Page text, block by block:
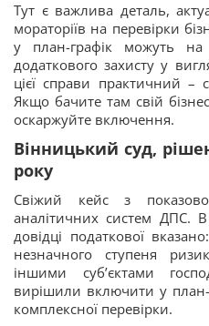
Тут є важлива деталь,
мораторіїв на перевірки
у план-графік можуть на
додаткового захисту у
цієї справи практичний –
Якщо бачите там свій
оскаржуйте включення.
Вінницький суд,
року
Свіжий кейс з
аналітичних систем ДПС. В
довідці податкової
незначного ступеня
іншими суб’єктами
вирішили включити у план-
комплексної перевірки.